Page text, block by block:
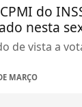
do
nesta
de vista a
MARÇO